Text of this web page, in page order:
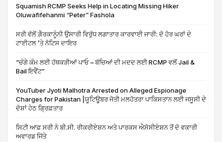
Squamish RCMP Seeks Help in Locating Missing Hiker
Oluwafifehanmi “Peter” Fashola
ਸਰੀ ਵੱਲੋਂ ਗ਼ੈਰਕਾਨੂੰਨੀ ਉਸਾਰੀ ਵਿਰੁੱਧ ਲਗਾਤਾਰ ਕਾਰਵਾਈ ਜਾਰੀ: ਦੋ ਹੋਰ ਘਰਾਂ ਦੇ
ਟਾਈਟਲ ’ਤੇ ਨੋਟਿਸ ਦਾਇਰ
“ਚੰਗੇ ਕੰਮ ਲਈ ਹੱਥਕੜੀਆਂ ਪਾਓ – ਬੱਚਿਆਂ ਦੀ ਮਦਦ ਲਈ RCMP ਵਲੋਂ Jail &
Bail ਇਵੈਂਟ”
YouTuber Jyoti Malhotra Arrested on Alleged Espionage
Charges for Pakistan |ਯੂਟਿਊਬਰ ਜੋਤੀ ਮਲਹੋਤਰਾ ਪਾਕਿਸਤਾਨ ਲਈ ਜਸੂਸੀ ਦੇ
ਦੋਸ਼ਾਂ ਹੇਠ ਗ੍ਰਿਫ਼ਤਾਰ
ਸਿਟੀ ਆਫ਼ ਸਰੀ ਨੇ ਬੀ.ਸੀ. ਰੀਕਰੀਏਸ਼ਨ ਅਤੇ ਪਾਰਕਸ ਐਸੋਸੀਏਸ਼ਨ ਤੋਂ ਦੋ ਵਕਾਰੀ
ਅਵਾਰਡ ਜਿੱਤੇ